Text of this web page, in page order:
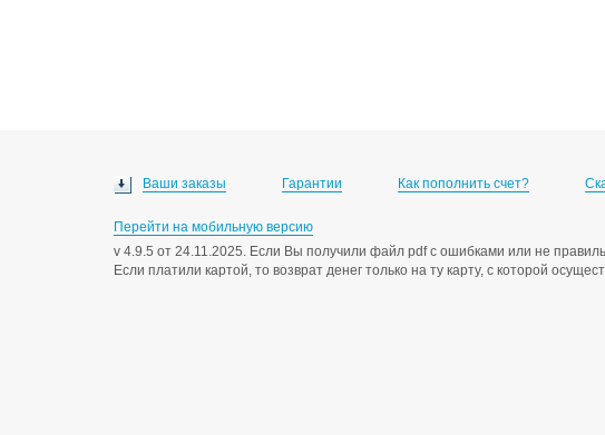
Ваши заказы Гарантии Как пополнить счет?
Перейти на мобильную версию
v 4.9.5 от 24.11.2025. Если Вы получили файл pdf с ошибками или не
Если платили картой, то возврат денег только на ту карту, с которой